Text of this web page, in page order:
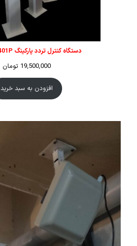
دستگاه کنترل تردد پارکینگ SH401P با پایه
19,500,000 تومان
افزودن به سبد خرید